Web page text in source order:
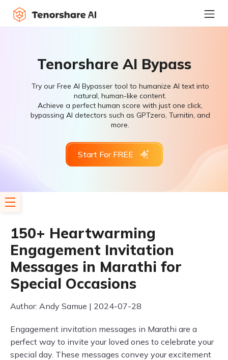
Tenorshare AI Bypass
Try our Free AI Bypasser tool to humanize AI text into
natural, human-like content.
Achieve a perfect human score with just one click,
bypassing AI detectors such as GPTzero, Turnitin, and
more.
Start For FREE
150+ Heartwarming
Engagement Invitation
Messages in Marathi for
Special Occasions
Author: Andy Samue | 2024-07-28
Engagement invitation messages in Marathi are a
perfect way to invite your loved ones to celebrate your
special day. These messages convey your excitement